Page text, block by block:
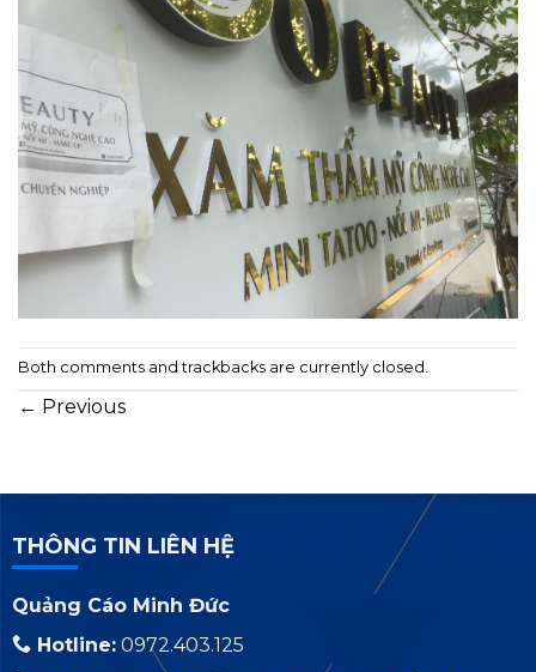
Both comments and trackbacks are currently closed.
← Previous
THÔNG TIN LIÊN HỆ
Quảng Cáo Minh Đức
Hotline:0972.403.125